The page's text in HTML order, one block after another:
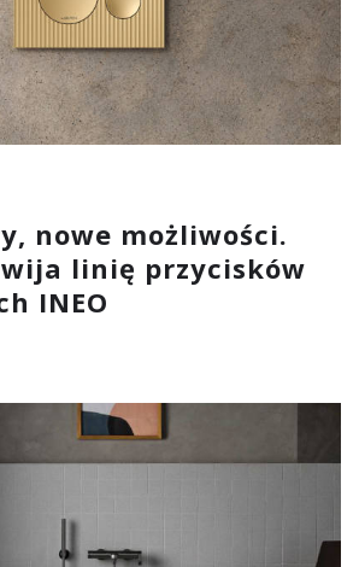
nowe możliwości.
linię przycisków
INEO